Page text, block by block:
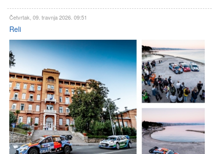
Četvrtak, 09. travnja 2026. 09:51
Reli